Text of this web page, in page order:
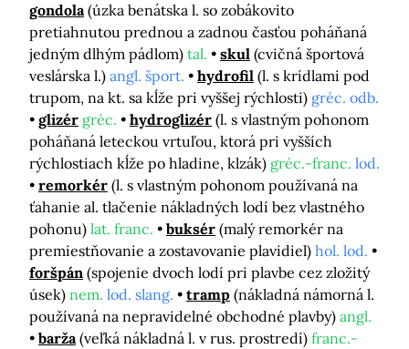
gondola (úzka benátska l. so zobákovito
pretiahnutou prednou a zadnou časťou poháňaná
jedným dlhým pádlom) tal. skul (cvičná športová
veslárska l.) angl. šport. hydrofil (l. s krídlami pod
trupom, na kt. sa kĺže pri vyššej rýchlosti) gréc. odb.
glizér gréc. hydroglizér (l. s vlastným pohonom
poháňaná leteckou vrtuľou, ktorá pri vyšších
rýchlostiach kĺže po hladine, klzák) gréc.-franc. lod.
remorkér (l. s vlastným pohonom používaná na
ťahanie al. tlačenie nákladných lodí bez vlastného
pohonu) lat. franc. buksér (malý remorkér na
premiestňovanie a zostavovanie plavidiel) hol. lod.
foršpán (spojenie dvoch lodí pri plavbe cez zložitý
úsek) nem. lod. slang. tramp (nákladná námorná l.
používaná na nepravidelné obchodné plavby) angl.
barža (veľká nákladná l. v rus. prostredí) franc.-